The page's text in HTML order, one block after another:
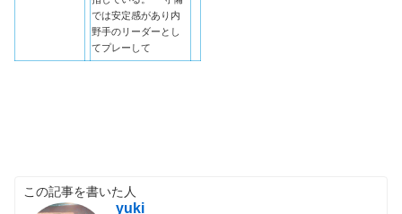
では安定感があり内
野手のリーダーとし
てプレーして
この記事を書いた人
yuki